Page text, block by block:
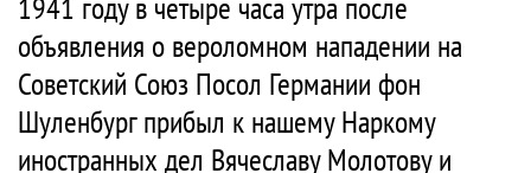
1941 году в четыре часа утра после
объявления о вероломном нападении на
Советский Союз Посол Германии фон
Шуленбург прибыл к нашему Наркому
иностранных дел Вячеславу Молотову и